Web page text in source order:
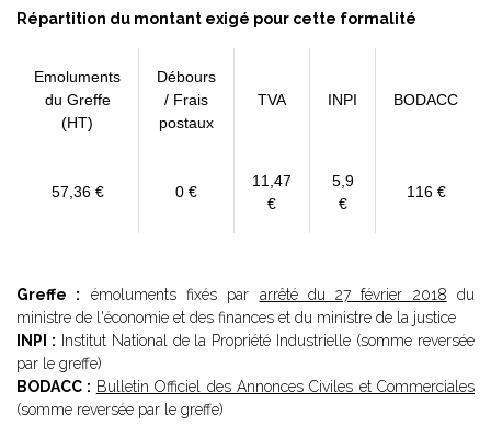
Répartition du montant exigé pour cette formalité
Emoluments
du Greffe
(HT)
Débours
/ Frais
postaux
TVA INPI BODACC
57,36 € 0 €
11,47
€
5,9
€
116 €
Greffe : émoluments fixés par arrêté du 27 février 2018 du
ministre de l'économie et des finances et du ministre de la justice
INPI : Institut National de la Propriété Industrielle (somme reversée
par le greffe)
BODACC : Bulletin Officiel des Annonces Civiles et Commerciales
(somme reversée par le greffe)